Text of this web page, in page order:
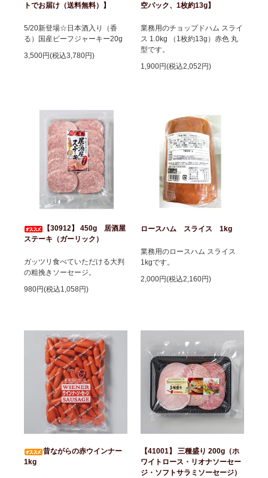
トでお届け（送料無料）】
5/20新登場☆日本酒入り（香
る）国産ビーフジャーキー20g
3,500円(税込3,780円)
空パック、1枚約13g】
業務用のチョップドハム スライ
ス 1.0kg （1枚約13g）赤色 丸
型です。
1,900円(税込2,052円)
【30912】 450g 居酒屋
ステーキ（ガーリック）
ガッツリ食べていただける大判
の粗挽きソーセージ。
980円(税込1,058円)
ロースハム スライス 1kg
業務用のロースハム スライス
1kgです。
2,000円(税込2,160円)
昔ながらの赤ウインナー
1kg
【41001】 三種盛り 200g（ホ
ワイトロース・リオナソーセー
ジ・ソフトサラミソーセージ）